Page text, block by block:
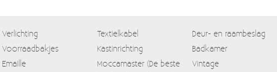
Verlichting Textielkabel Deur- en raambeslag
Voorraadbakjes Kastinrichting Badkamer
Emaille
Moccamaster (De beste
Vintage